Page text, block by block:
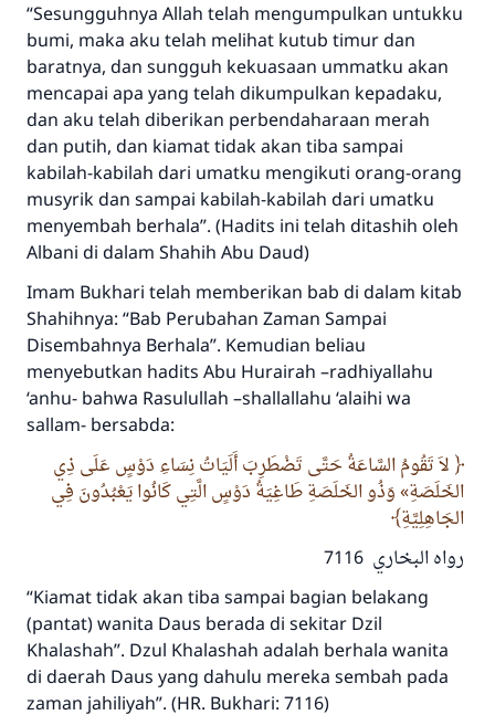
“Sesungguhnya Allah telah mengumpulkan untukku
bumi, maka aku telah melihat kutub timur dan
baratnya, dan sungguh kekuasaan ummatku akan
mencapai apa yang telah dikumpulkan kepadaku,
dan aku telah diberikan perbendaharaan merah
dan putih, dan kiamat tidak akan tiba sampai
kabilah-kabilah dari umatku mengikuti orang-orang
musyrik dan sampai kabilah-kabilah dari umatku
menyembah berhala”. (Hadits ini telah ditashih oleh
Albani di dalam Shahih Abu Daud)
Imam Bukhari telah memberikan bab di dalam kitab
Shahihnya: “Bab Perubahan Zaman Sampai
Disembahnya Berhala”. Kemudian beliau
menyebutkan hadits Abu Hurairah –radhiyallahu
‘anhu- bahwa Rasulullah –shallallahu ‘alaihi wa
sallam- bersabda:
لاَ تَقُومُ السَّاعَةُ حَتَّى تَضْطَرِبَ أَلَيَاتُ نِسَاءِ دَوْسٍ عَلَى ذِي
الخَلَصَةِ» وَذُو الخَلَصَةِ طَاغِيَةُ دَوْسٍ الَّتِي كَانُوا يَعْبُدُونَ فِي
الجَاهِلِيَّةِ
رواه البخاري 7116
“Kiamat tidak akan tiba sampai bagian belakang
(pantat) wanita Daus berada di sekitar Dzil
Khalashah”. Dzul Khalashah adalah berhala wanita
di daerah Daus yang dahulu mereka sembah pada
zaman jahiliyah”. (HR. Bukhari: 7116)